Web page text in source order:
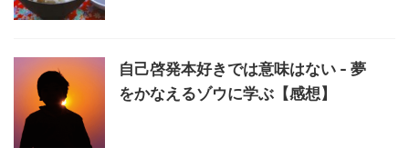
自己啓発本好きでは意味はない - 夢
をかなえるゾウに学ぶ【感想】